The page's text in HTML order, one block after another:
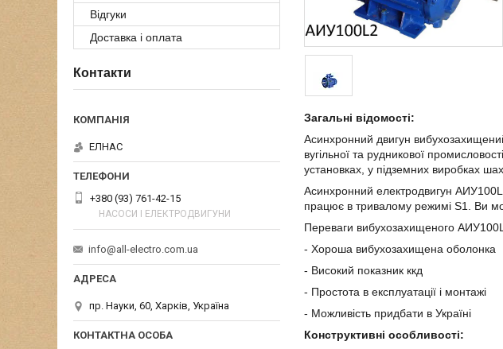
Загальні відомості:
Асинхронний двигун
вугільної та рудникової
установках, у підземних виробках
Асинхронний електродвигун
працює в тривалому режимі S1. Ви
Переваги вибухозахищеного
- Хороша вибухозахищена оболонка
- Високий показник ккд
- Простота в експлуатації і монтажі
- Можливість придбати в Україні
Конструктивні особливості:
Відгуки
Доставка і оплата
Контакти
ЕЛНАС
+380 (93) 761-42-15
НАСОСИ І ЕЛЕКТРОДВИГУНИ
info@all-electro.com.ua
пр. Науки, 60, Харків, Україна